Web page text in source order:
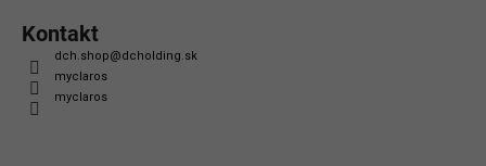
Kontakt
dch.shop@dcholding.sk
myclaros
myclaros